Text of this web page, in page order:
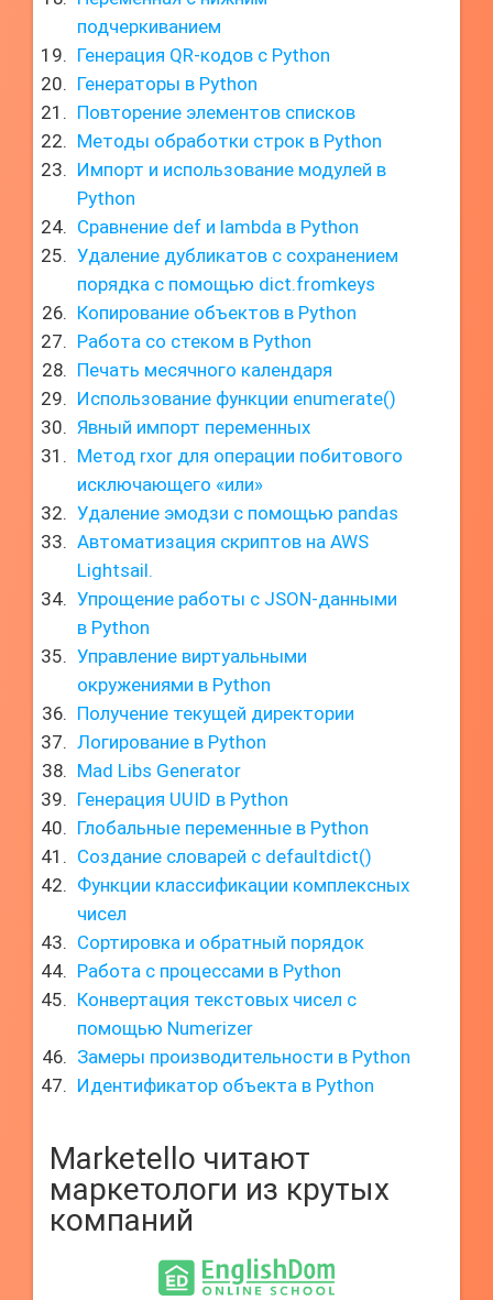
подчеркиванием
Генерация QR-кодов с Python
Генераторы в Python
Повторение элементов списков
Методы обработки строк в Python
Импорт и использование модулей в
Python
Сравнение def и lambda в Python
Удаление дубликатов с сохранением
порядка с помощью dict.fromkeys
Копирование объектов в Python
Работа со стеком в Python
Печать месячного календаря
Использование функции enumerate()
Явный импорт переменных
Метод rxor для операции побитового
исключающего «или»
Удаление эмодзи с помощью pandas
Автоматизация скриптов на AWS
Lightsail.
Упрощение работы с JSON-данными
в Python
Управление виртуальными
окружениями в Python
Получение текущей директории
Логирование в Python
Mad Libs Generator
Генерация UUID в Python
Глобальные переменные в Python
Создание словарей с defaultdict()
Функции классификации комплексных
чисел
Сортировка и обратный порядок
Работа с процессами в Python
Конвертация текстовых чисел с
помощью Numerizer
Замеры производительности в Python
Идентификатор объекта в Python
Marketello читают
маркетологи из крутых
компаний